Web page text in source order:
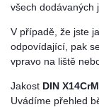
všech dodávaných
V případě, že jste
odpovídající, pak
vpravo na liště
Jakost DIN
Uvádíme přehled